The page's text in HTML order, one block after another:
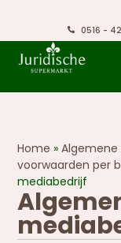
0516 -
Home »
voorwaarden per
mediabedrijf